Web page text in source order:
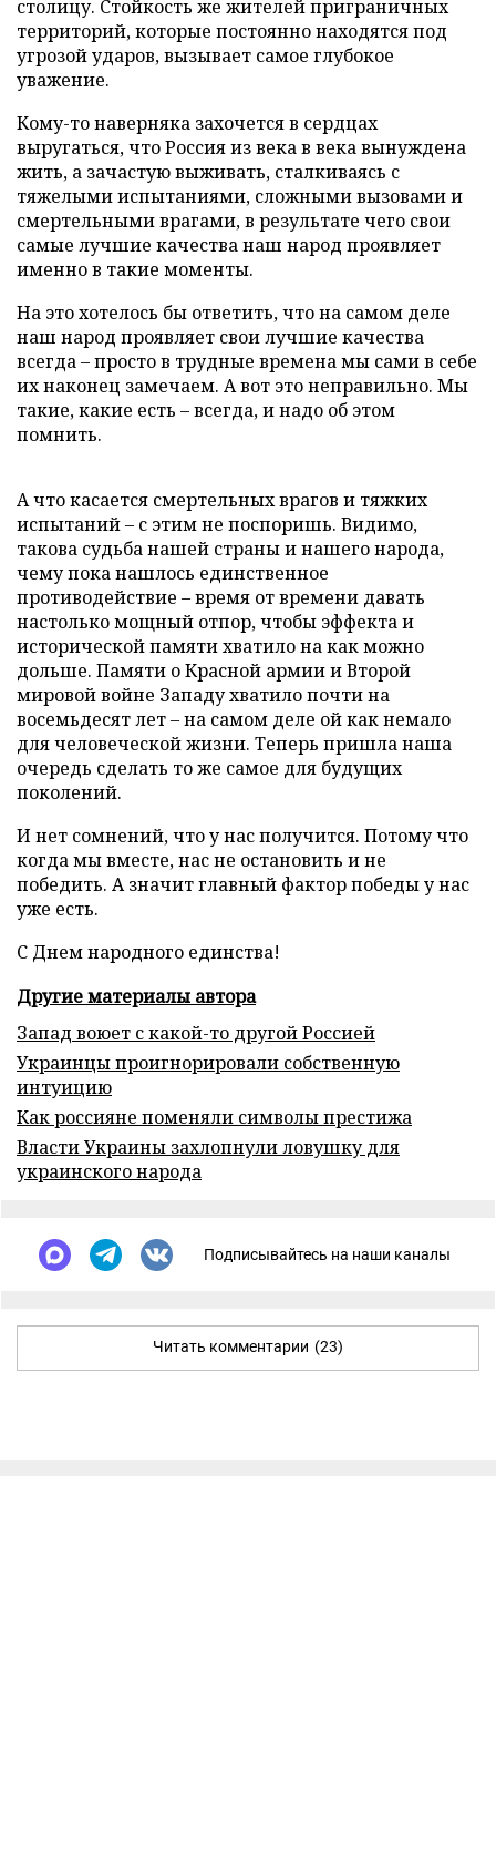
столицу. Стойкость же жителей приграничных
территорий, которые постоянно находятся под
угрозой ударов, вызывает самое глубокое
уважение.
Кому-то наверняка захочется в сердцах
выругаться, что Россия из века в века вынуждена
жить, а зачастую выживать, сталкиваясь с
тяжелыми испытаниями, сложными вызовами и
смертельными врагами, в результате чего свои
самые лучшие качества наш народ проявляет
именно в такие моменты.
На это хотелось бы ответить, что на самом деле
наш народ проявляет свои лучшие качества
всегда – просто в трудные времена мы сами в себе
их наконец замечаем. А вот это неправильно. Мы
такие, какие есть – всегда, и надо об этом
помнить.
А что касается смертельных врагов и тяжких
испытаний – с этим не поспоришь. Видимо,
такова судьба нашей страны и нашего народа,
чему пока нашлось единственное
противодействие – время от времени давать
настолько мощный отпор, чтобы эффекта и
исторической памяти хватило на как можно
дольше. Памяти о Красной армии и Второй
мировой войне Западу хватило почти на
восемьдесят лет – на самом деле ой как немало
для человеческой жизни. Теперь пришла наша
очередь сделать то же самое для будущих
поколений.
И нет сомнений, что у нас получится. Потому что
когда мы вместе, нас не остановить и не
победить. А значит главный фактор победы у нас
уже есть.
С Днем народного единства!
Другие материалы автора
Запад воюет с какой-то другой Россией
Украинцы проигнорировали собственную
интуицию
Как россияне поменяли символы престижа
Власти Украины захлопнули ловушку для
украинского народа
Подписывайтесь на наши каналы
Читать комментарии (23)